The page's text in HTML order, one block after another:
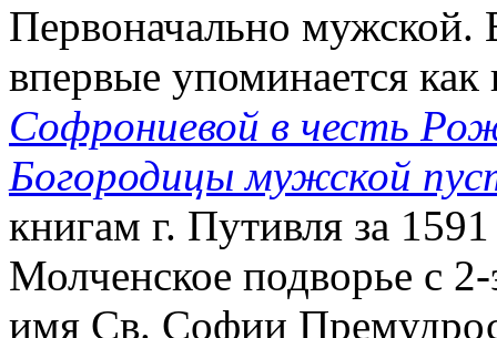
Первоначально мужской.
впервые упоминается
Софрониевой в честь
Богородицы мужской
книгам г. Путивля за
Молченское подворье с
имя Св. Софии